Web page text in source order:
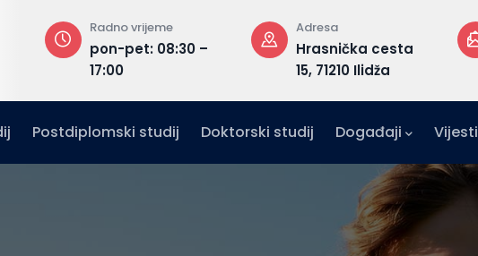
Radno vrijeme
pon-pet: 08:30 –
17:00
Adresa
Hrasnička cesta
15, 71210 Ilidža
Postdiplomski studij Doktorski studij Događaji Vijesti